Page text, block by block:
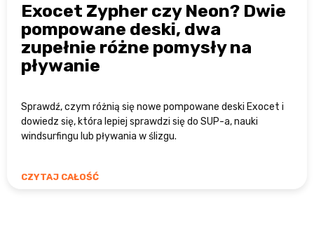
Exocet Zypher czy Neon? Dwie
pompowane deski, dwa
zupełnie różne pomysły na
pływanie
Sprawdź, czym różnią się nowe pompowane deski Exocet i
dowiedz się, która lepiej sprawdzi się do SUP-a, nauki
windsurfingu lub pływania w ślizgu.
CZYTAJ CAŁOŚĆ